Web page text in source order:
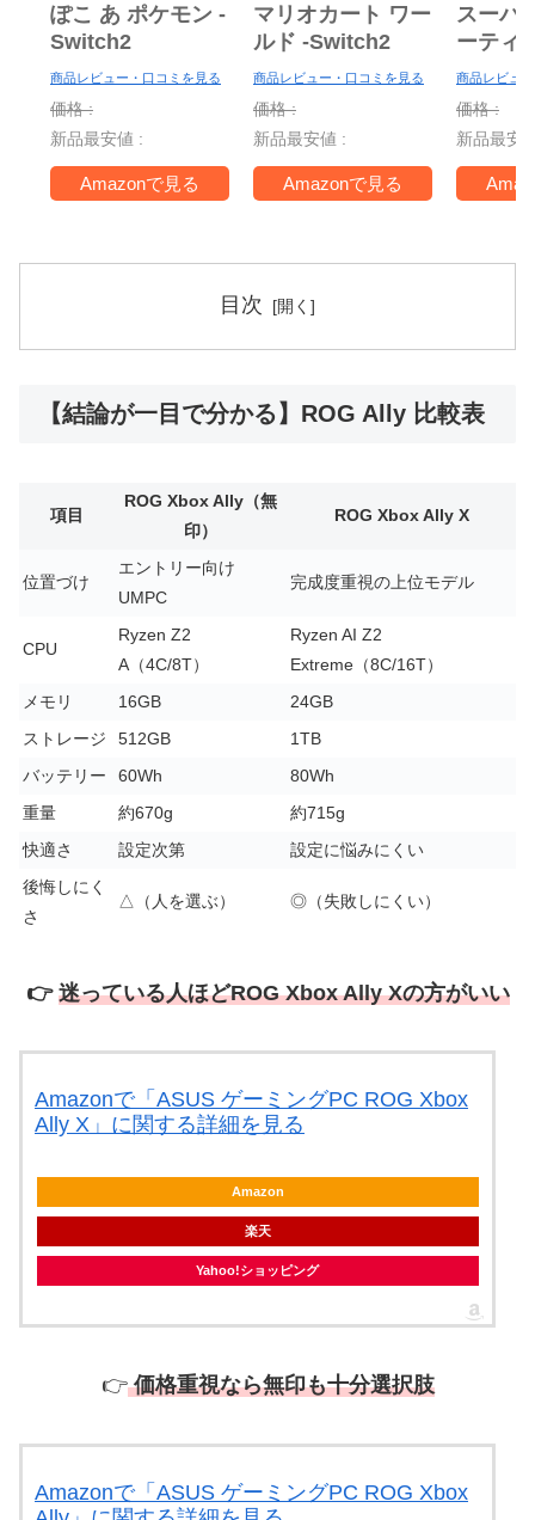
ぽこ あ ポケモン -
Switch2
商品レビュー・口コミを見る
価格 :
新品最安値 :
Amazonで見る
マリオカート ワー
ルド -Switch2
商品レビュー・口コミを見る
価格 :
新品最安値 :
Amazonで見る
スーパ
ーティ
ー
Switch
＋ ジャ
TV -
商品レビュ
価格 :
新品最安
目次
【結論が一目で分かる】ROG Ally 比較表
項目
ROG Xbox Ally（無
印）
ROG Xbox Ally X
位置づけ
エントリー向け
UMPC
完成度重視の上位モデル
CPU
Ryzen Z2
A（4C/8T）
Ryzen AI Z2
Extreme（8C/16T）
メモリ
16GB
24GB
ストレージ
512GB
1TB
バッテリー
60Wh
80Wh
重量
約670g
約715g
快適さ
設定次第
設定に悩みにくい
後悔しにく
さ
△（人を選ぶ） ◎（失敗しにくい）
👉 迷っている人ほどROG Xbox Ally Xの方がいい
Amazonで「ASUS ゲーミングPC ROG Xbox
Ally X」に関する詳細を見る
Amazon
楽天
Yahoo!ショッピング
👉 価格重視なら無印も十分選択肢
Amazonで「ASUS ゲーミングPC ROG Xbox